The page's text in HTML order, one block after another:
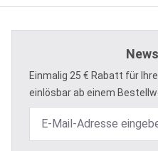
Einmalig 25 € Rabatt für
einlösbar ab einem